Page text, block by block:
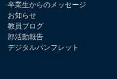
卒業生からのメッセージ
お知らせ
教員ブログ
部活動報告
デジタルパンフレット